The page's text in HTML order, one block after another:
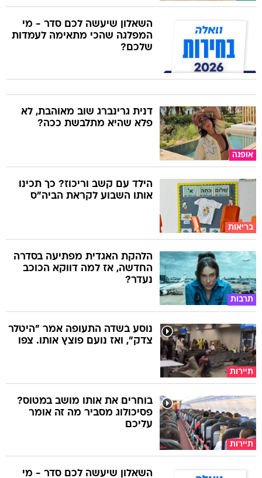
השאלון שיעשה לכם סדר - מי
המפלגה שהכי מתאימה לעמדות
שלכם?
אופנה
דנית גרינברג שוב מאוהבת, לא
פלא שהיא מתלבשת ככה?
בריאות
הילד עם קשב וריכוז? כך תכינו
אותו השבוע לקראת הביה"ס
תרבות
הלהקת האגדית מפתיעה בסדרה
החדשה, אז למה דווקא הכוכב
נעדר?
תיירות
נוסע בשדה התעופה אמר "היטלר
צדק", ואז נועם פוצץ אותו. צפו
תיירות
בוחרים את אותו מושב במטוס?
פסיכולוג מסביר מה זה אומר
עליכם
השאלון שיעשה לכם סדר - מי